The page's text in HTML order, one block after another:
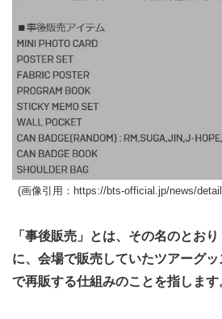
(画像引用：https://bts-official.jp/news/
「事後販売」とは、その名のとおり
に、会場で販売していたツアーグ
で再販する仕組みのことを指します